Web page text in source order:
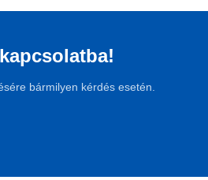
bármilyen kérdés esetén.